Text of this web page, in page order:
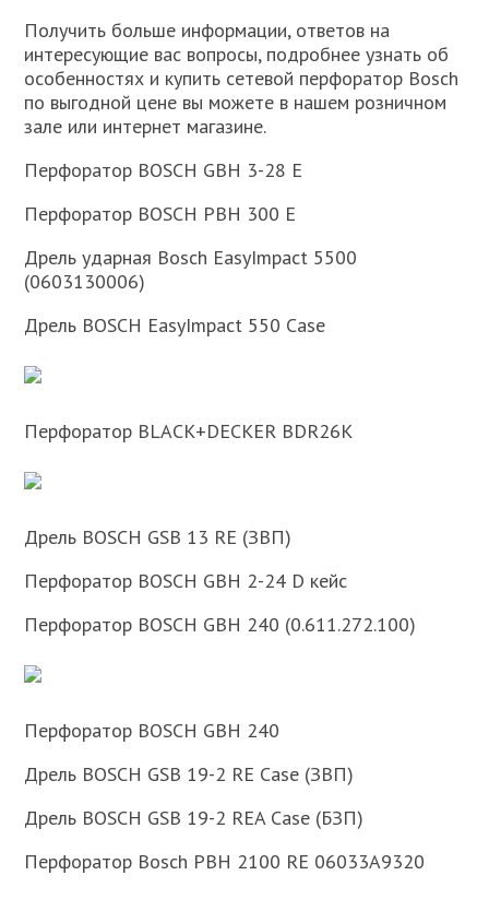
Получить больше информации, ответов на
интересующие вас вопросы, подробнее узнать об
особенностях и купить сетевой перфоратор Bosch
по выгодной цене вы можете в нашем розничном
зале или интернет магазине.
Перфоратор BOSCH GBH 3-28 E
Перфоратор BOSCH PBH 300 E
Дрель ударная Bosch EasyImpact 5500
(0603130006)
Дрель BOSCH EasyImpact 550 Case
Перфоратор BLACK+DECKER BDR26K
Дрель BOSCH GSB 13 RE (ЗВП)
Перфоратор BOSCH GBH 2-24 D кейс
Перфоратор BOSCH GBH 240 (0.611.272.100)
Перфоратор BOSCH GBH 240
Дрель BOSCH GSB 19-2 RE Case (ЗВП)
Дрель BOSCH GSB 19-2 REA Case (БЗП)
Перфоратор Bosch PBH 2100 RE 06033A9320